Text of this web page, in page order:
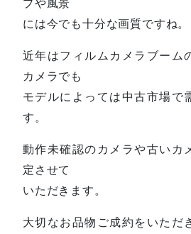
には今でも十分な画質ですね。
近年はフィルムカメラブーム
カメラでも
モデルによっては中古市場で
す。
動作未確認のカメラや古いカ
定させて
いただきます。
大切なお品物ご成約をいただ